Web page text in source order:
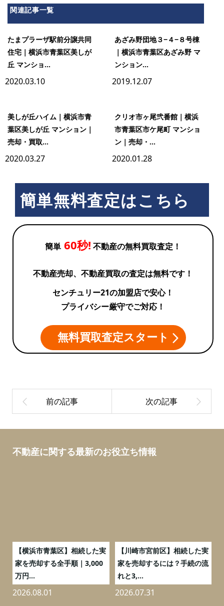
関連記事一覧
たまプラーザ駅前分譲共同
住宅｜横浜市青葉区美しが
丘 マンショ...
2020.03.10
あざみ野団地３−４−８号棟
｜横浜市青葉区あざみ野 マ
ンション...
2019.12.07
美しが丘ハイム｜横浜市青
葉区美しが丘 マンション｜
売却・買取...
2020.03.27
クリオ市ヶ尾弐番館｜横浜
市青葉区市ケ尾町 マンショ
ン｜売却・...
2020.01.28
簡単無料査定はこちら
簡単 60秒! 不動産の無料買取査定！
不動産売却、不動産買取の査定は無料です！
センチュリー21の加盟店で安心！
プライバシー厳守でご対応！
無料買取査定スタート
不動産に関する最新のお役立ち情報
【横浜市青葉区】相続した実
家を売却する全手順｜3,000
万円...
2026.08.01
【川崎市宮前区】相続した実
家を売却するには？手続の流
れと3,...
2026.07.31